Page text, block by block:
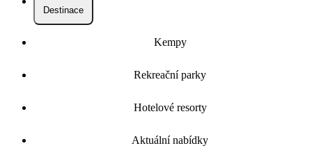
Destinace
Kempy
Rekreační parky
Hotelové resorty
Aktuální nabídky